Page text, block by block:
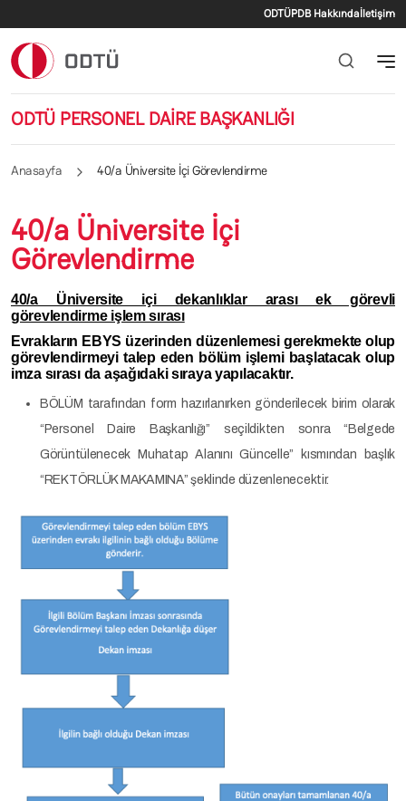
İkincil menü
ODTÜPDB Hakkındaİletişim
ODTÜ PERSONEL DAİRE BAŞKANLIĞI
Anasayfa 40/a Üniversite İçi Görevlendirme
40/a Üniversite İçi
Görevlendirme
40/a Üniversite içi dekanlıklar arası ek görevli
görevlendirme işlem sırası
Evrakların EBYS üzerinden düzenlemesi gerekmekte olup
görevlendirmeyi talep eden bölüm işlemi başlatacak olup
imza sırası da aşağıdaki sıraya yapılacaktır.
BÖLÜM tarafından form hazırlanırken gönderilecek birim olarak
“Personel Daire Başkanlığı” seçildikten sonra “Belgede
Görüntülenecek Muhatap Alanını Güncelle” kısmından başlık
“REKTÖRLÜK MAKAMINA” şeklinde düzenlenecektir.